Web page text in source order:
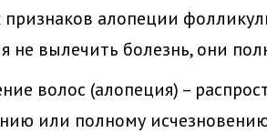
признаков алопеции
не вылечить болезнь, они
волос (алопеция) –
или полному